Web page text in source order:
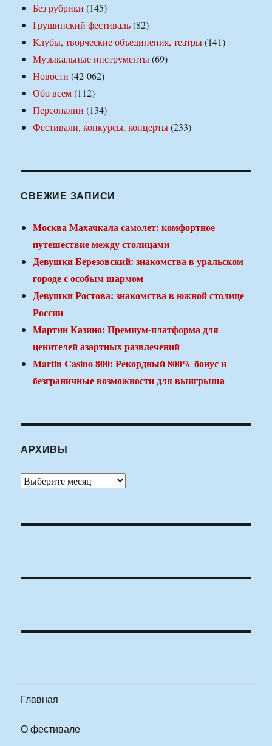
Без рубрики (145)
Грушинский фестиваль(82)
Клубы, творческие объединения, театры(141)
Музыкальные инструменты(69)
Новости (42 062)
Обо всем(112)
Персоналии (134)
Фестивали, конкурсы, концерты(233)
СВЕЖИЕ ЗАПИСИ
Москва Махачкала самолет: комфортное
путешествие между столицами
Девушки Березовский: знакомства в уральском
городе с особым шармом
Девушки Ростова: знакомства в южной столице
России
Мартин Казино: Премиум-платформа для
ценителей азартных развлечений
Martin Casino 800: Рекордный 800% бонус и
безграничные возможности для выигрыша
АРХИВЫ
Архивы
Главная
О фестивале